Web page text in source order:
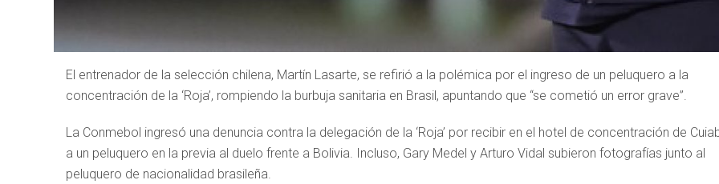
El entrenador de la selección chilena, Martín Lasarte, se refirió a la polémica por el ingreso de un peluquero a la
concentración de la ‘Roja’, rompiendo la burbuja sanitaria en Brasil, apuntando que “se cometió un error grave”.
La Conmebol ingresó una denuncia contra la delegación de la ‘Roja’ por recibir en el hotel de concentración de
a un peluquero en la previa al duelo frente a Bolivia. Incluso, Gary Medel y Arturo Vidal subieron fotografías junto al
peluquero de nacionalidad brasileña.